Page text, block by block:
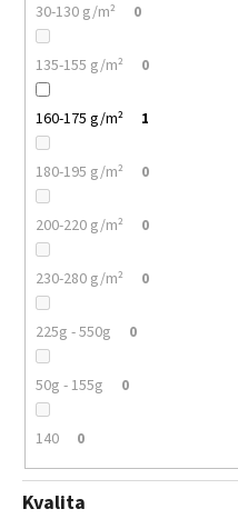
30-130 g/m² 0
135-155 g/m² 0
160-175 g/m² 1
180-195 g/m² 0
200-220 g/m² 0
230-280 g/m² 0
225g - 550g 0
50g - 155g 0
140 0
Kvalita